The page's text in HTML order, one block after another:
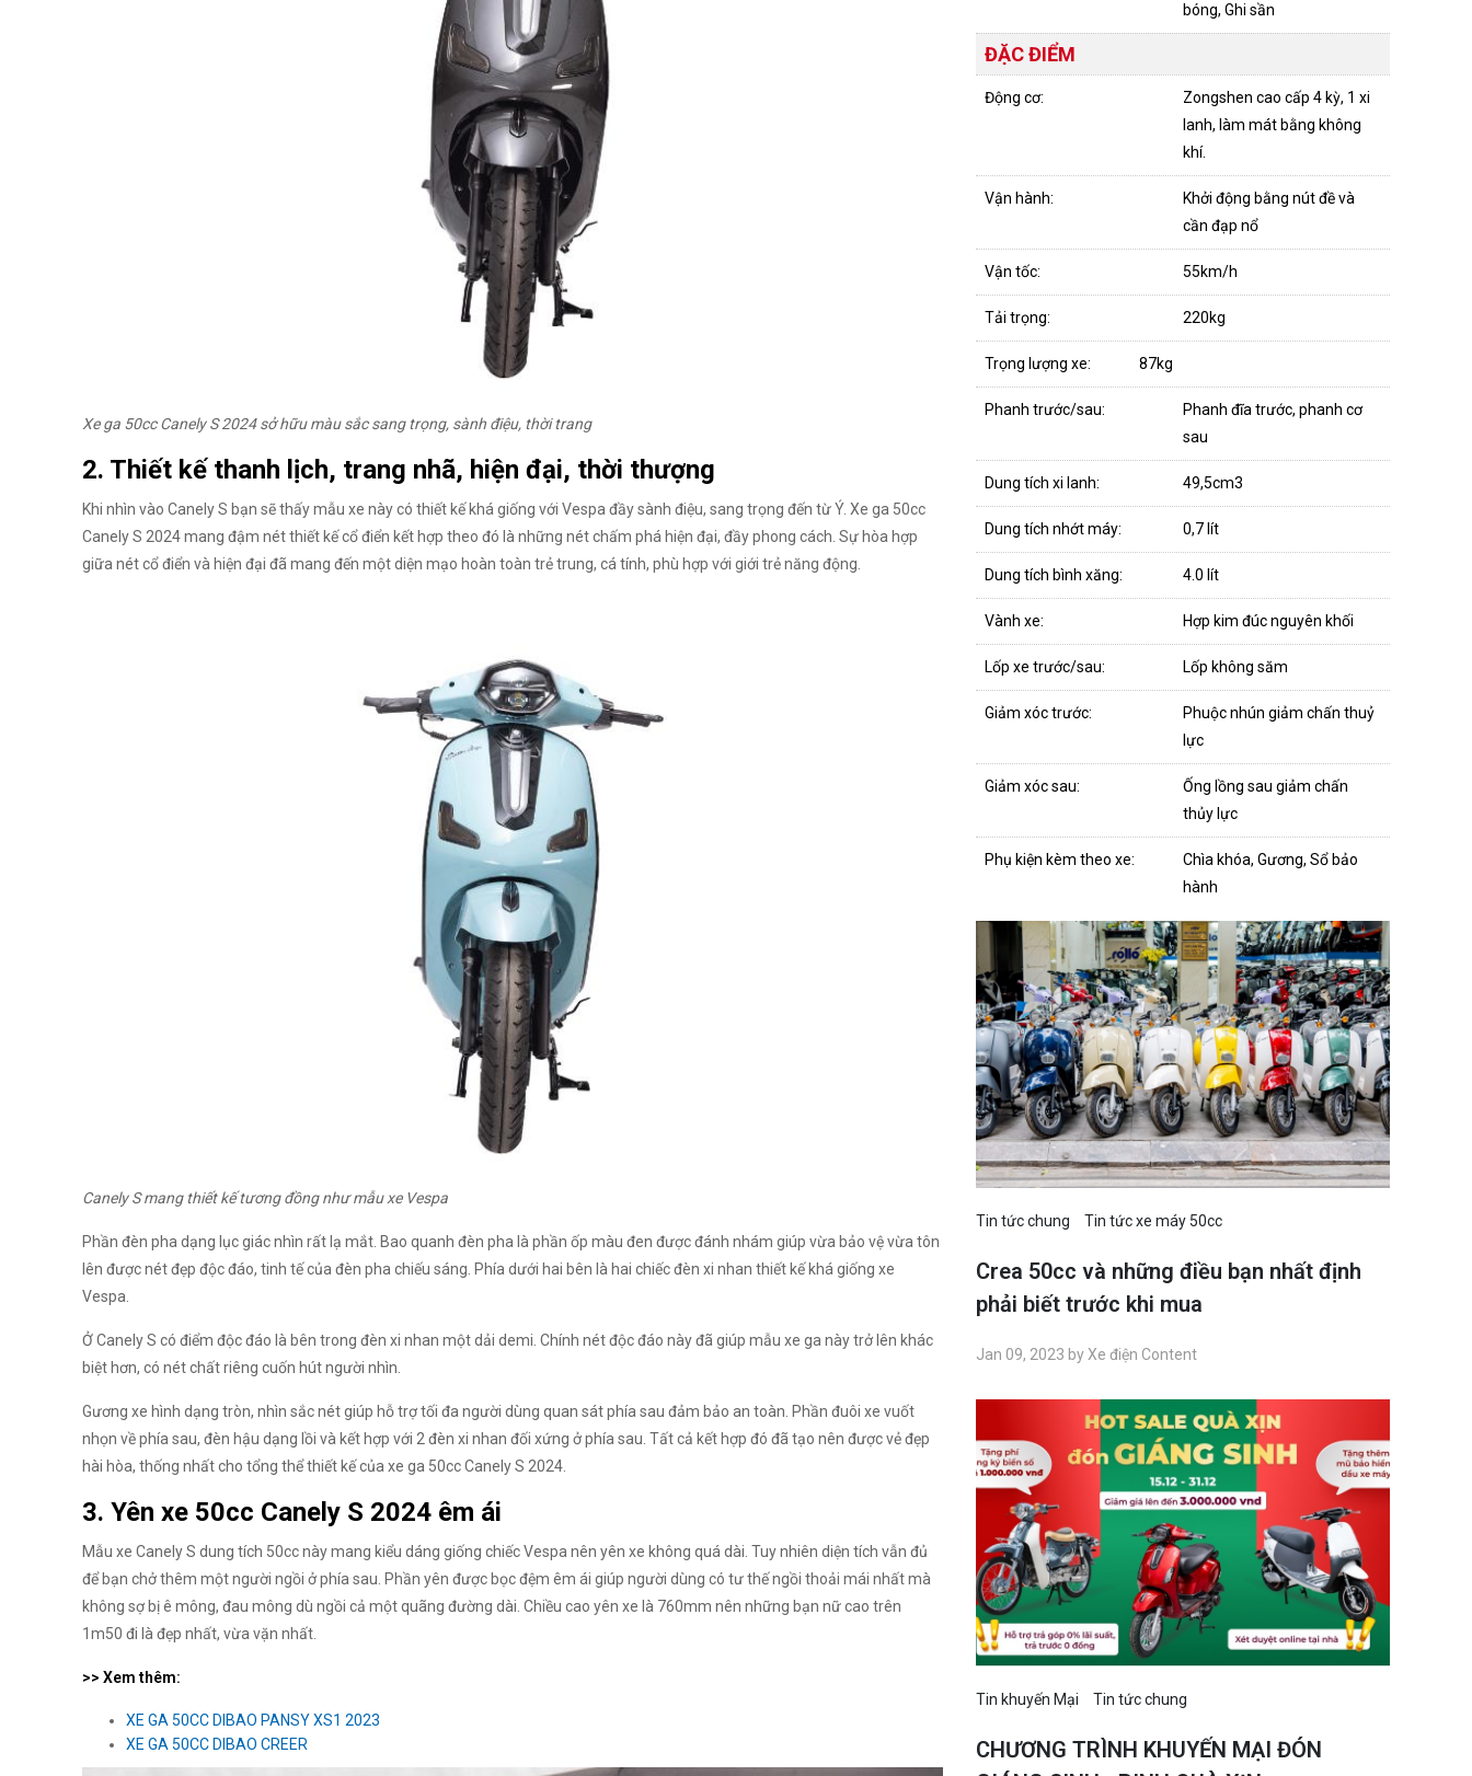
Xe ga 50cc Canely S 2024 sở hữu màu sắc sang trọng, sành điệu, thời trang
2. Thiết kế thanh lịch, trang nhã, hiện đại, thời thượng
Khi nhìn vào Canely S bạn sẽ thấy mẫu xe này có thiết kế khá giống với Vespa đầy sành điệu, sang trọng đến từ Ý. Xe ga 50cc
Canely S 2024 mang đậm nét thiết kế cổ điển kết hợp theo đó là những nét chấm phá hiện đại, đầy phong cách. Sự hòa hợp
giữa nét cổ điển và hiện đại đã mang đến một diện mạo hoàn toàn trẻ trung, cá tính, phù hợp với giới trẻ năng động.
Canely S mang thiết kế tương đồng như mẫu xe Vespa
Phần đèn pha dạng lục giác nhìn rất lạ mắt. Bao quanh đèn pha là phần ốp màu đen được đánh nhám giúp vừa bảo vệ vừa tôn
lên được nét đẹp độc đáo, tinh tế của đèn pha chiếu sáng. Phía dưới hai bên là hai chiếc đèn xi nhan thiết kế khá giống xe
Vespa.
Ở Canely S có điểm độc đáo là bên trong đèn xi nhan một dải demi. Chính nét độc đáo này đã giúp mẫu xe ga này trở lên khác
biệt hơn, có nét chất riêng cuốn hút người nhìn.
Gương xe hình dạng tròn, nhìn sắc nét giúp hỗ trợ tối đa người dùng quan sát phía sau đảm bảo an toàn. Phần đuôi xe vuốt
nhọn về phía sau, đèn hậu dạng lồi và kết hợp với 2 đèn xi nhan đối xứng ở phía sau. Tất cả kết hợp đó đã tạo nên được vẻ đẹp
hài hòa, thống nhất cho tổng thể thiết kế của xe ga 50cc Canely S 2024.
3. Yên xe 50cc Canely S 2024 êm ái
Mẫu xe Canely S dung tích 50cc này mang kiểu dáng giống chiếc Vespa nên yên xe không quá dài. Tuy nhiên diện tích vẫn đủ
để bạn chở thêm một người ngồi ở phía sau. Phần yên được bọc đệm êm ái giúp người dùng có tư thế ngồi thoải mái nhất mà
không sợ bị ê mông, đau mông dù ngồi cả một quãng đường dài. Chiều cao yên xe là 760mm nên những bạn nữ cao trên
1m50 đi là đẹp nhất, vừa vặn nhất.
>> Xem thêm:
XE GA 50CC DIBAO PANSY XS1 2023
XE GA 50CC DIBAO CREER
bóng, Ghi sần
ĐẶC ĐIỂM
Động cơ:
Zongshen cao cấp 4 kỳ, 1 xi
lanh, làm mát bằng không
khí.
Vận hành:
Khởi động bằng nút đề và
cần đạp nổ
Vận tốc: 55km/h
Tải trọng: 220kg
Trọng lượng xe: 87kg
Phanh trước/sau:
Phanh đĩa trước, phanh cơ
sau
Dung tích xi lanh: 49,5cm3
Dung tích nhớt máy: 0,7 lít
Dung tích bình xăng: 4.0 lít
Vành xe: Hợp kim đúc nguyên khối
Lốp xe trước/sau: Lốp không săm
Giảm xóc trước:
Phuộc nhún giảm chấn thuỷ
lực
Giảm xóc sau:
Ống lồng sau giảm chấn
thủy lực
Phụ kiện kèm theo xe:
Chìa khóa, Gương, Sổ bảo
hành
Tin tức chung Tin tức xe máy 50cc
Crea 50cc và những điều bạn nhất định
phải biết trước khi mua
Jan 09, 2023 by Xe điện Content
Tin khuyến Mại Tin tức chung
CHƯƠNG TRÌNH KHUYẾN MẠI ĐÓN